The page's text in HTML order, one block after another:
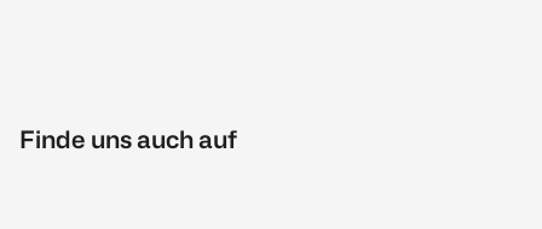
Finde uns auch auf